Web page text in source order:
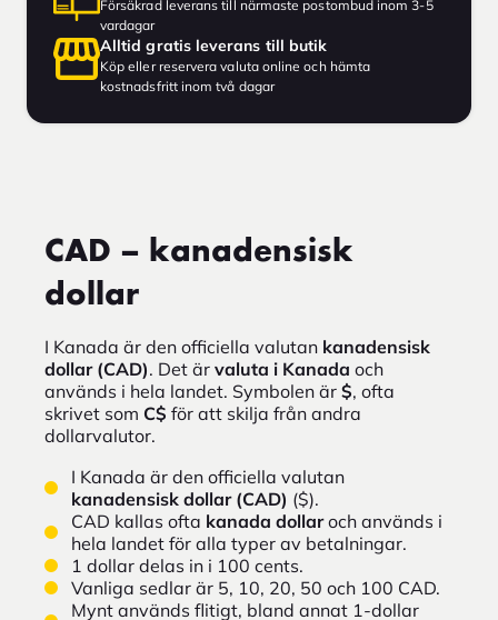
Försäkrad leverans till närmaste postombud inom 3-5
vardagar
Alltid gratis leverans till butik
Köp eller reservera valuta online och hämta
kostnadsfritt inom två dagar
CAD – kanadensisk
dollar
I Kanada är den officiella valutan kanadensisk
dollar (CAD). Det är valuta i Kanada och
används i hela landet. Symbolen är $, ofta
skrivet som C$ för att skilja från andra
dollarvalutor.
I Kanada är den officiella valutan
kanadensisk dollar (CAD) ($).
CAD kallas ofta kanada dollaroch används i
hela landet för alla typer av betalningar.
1 dollar delas in i 100 cents.
Vanliga sedlar är 5, 10, 20, 50 och 100 CAD.
Mynt används flitigt, bland annat 1-dollar